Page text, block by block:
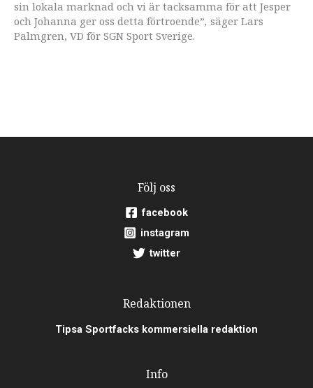
sin lokala marknad och vi är tacksamma för att Jesper
och Johanna ger oss detta förtroende”, säger Lars
Palmgren, VD för SGN Sport Sverige.
Följ oss
facebook
instagram
twitter
Redaktionen
Tipsa Sportfacks kommersiella redaktion
Info